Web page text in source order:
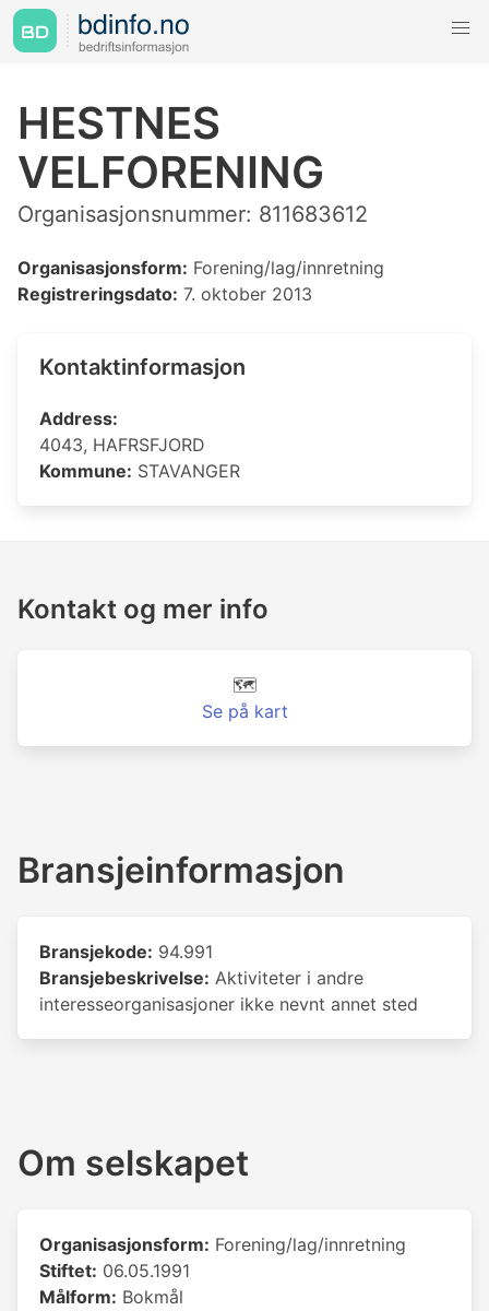
HESTNES
VELFORENING
Organisasjonsnummer: 811683612
Organisasjonsform: Forening/lag/innretning
Registreringsdato: 7. oktober 2013
Kontaktinformasjon
Address:
4043, HAFRSFJORD
Kommune: STAVANGER
Kontakt og mer info
🗺️
Se på kart
Bransjeinformasjon
Bransjekode: 94.991
Bransjebeskrivelse: Aktiviteter i andre
interesseorganisasjoner ikke nevnt annet sted
Om selskapet
Organisasjonsform: Forening/lag/innretning
Stiftet: 06.05.1991
Målform: Bokmål